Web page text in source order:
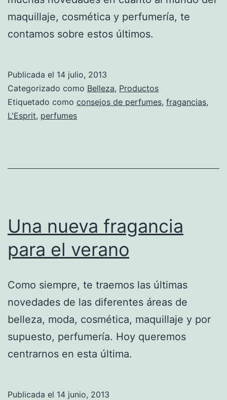
maquillaje, cosmética y perfumería, te
contamos sobre estos últimos.
Publicada el 14 julio, 2013
Categorizado como Belleza, Productos
Etiquetado como consejos de perfumes, fragancias,
L'Esprit, perfumes
Una nueva fragancia
para el verano
Como siempre, te traemos las últimas
novedades de las diferentes áreas de
belleza, moda, cosmética, maquillaje y por
supuesto, perfumería. Hoy queremos
centrarnos en esta última.
Publicada el 14 junio, 2013